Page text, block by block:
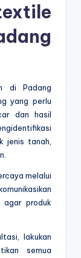
di Padang
yang perlu
dan hasil
jenis tanah,
melalui
agar produk
lakukan
semua